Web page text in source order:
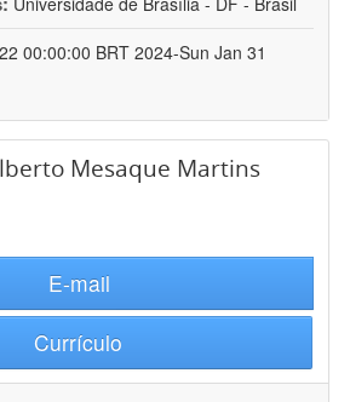
00:00:00 BRT 2024-Sun Jan 31
Mesaque Martins
E-mail
Currículo